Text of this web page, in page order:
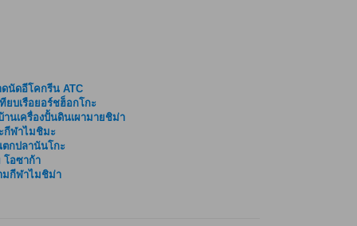
นัดอีโคกรีน ATC
ยบเรือยอร์ชฮ็อกโกะ
นเครื่องปั้นดินเผามายชิม่า
กีฬาไมชิมะ
ตกปลานันโกะ
โอซาก้า
มกีฬาไมชิม่า